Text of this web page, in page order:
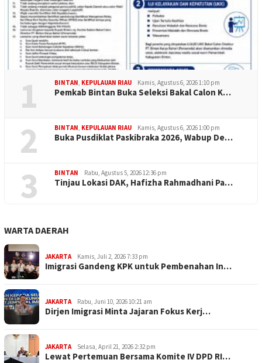
1 BINTAN, KEPULAUAN RIAU Kamis, Agustus 6, 2026 1:10 pm
Pemkab Bintan Buka Seleksi Bakal Calon K…
2 BINTAN, KEPULAUAN RIAU Kamis, Agustus 6, 2026 1:00 pm
Buka Pusdiklat Paskibraka 2026, Wabup De…
3 BINTAN Rabu, Agustus 5, 2026 12:36 pm
Tinjau Lokasi DAK, Hafizha Rahmadhani Pa…
WARTA DAERAH
JAKARTA Kamis, Juli 2, 2026 7:33 pm
Imigrasi Gandeng KPK untuk Pembenahan In…
JAKARTA Rabu, Juni 10, 2026 10:21 am
Dirjen Imigrasi Minta Jajaran Fokus Kerj…
JAKARTA Selasa, April 21, 2026 2:32 pm
Lewat Pertemuan Bersama Komite IV DPD RI…